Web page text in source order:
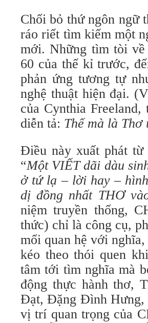
Chối bỏ thứ ngôn ngữ
ráo riết tìm kiếm một
mới. Những tìm tòi về
60 của thế kỉ trước,
phản ứng tương tự
nghệ thuật hiện đại.
của Cynthia
diễn tả: Thế mà là Thơ
Điều này xuất phát từ
“Một VIẾT dãi dàu
ở tứ lạ – lời hay –
dị đồng nhất THƠ
niệm truyền thống,
thức) chỉ là công cụ,
mối quan hệ với
kéo theo thói quen
tâm tới tìm nghĩa mà
động thực hành thơ,
Đạt, Đặng Đình
vị trí quan trọng của